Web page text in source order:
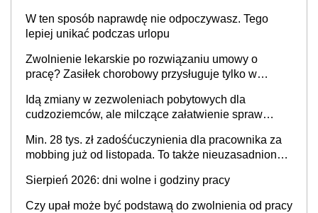
zaangażowania i odpowiedzialności pracownika
W ten sposób naprawdę nie odpoczywasz. Tego
lepiej unikać podczas urlopu
Zwolnienie lekarskie po rozwiązaniu umowy o
pracę? Zasiłek chorobowy przysługuje tylko w
stosunku pracy
Idą zmiany w zezwoleniach pobytowych dla
cudzoziemców, ale milczące załatwienie spraw
Min. 28 tys. zł zadośćuczynienia dla pracownika za
mobbing już od listopada. To także nieuzasadniona
Sierpień 2026: dni wolne i godziny pracy
Czy upał może być podstawą do zwolnienia od pracy